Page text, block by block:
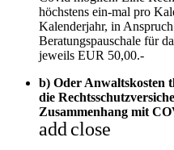
höchstens ein-mal pro
Kalenderjahr, in
Beratungspauschale für
jeweils EUR 50,00.-
b) Oder Anwaltskosten
die
Zusammenhang mit
add close